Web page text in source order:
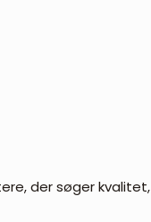
der søger